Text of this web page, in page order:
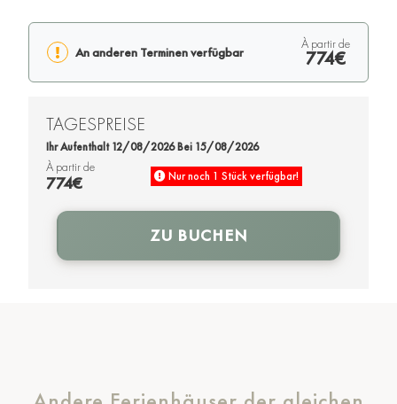
An anderen Terminen verfügbar
à partir de
774€
TAGESPREISE
Ihr Aufenthalt 12/08/2026 Bei 15/08/2026
à partir de
774€ Nur noch 1 Stück verfügbar!
ZU BUCHEN